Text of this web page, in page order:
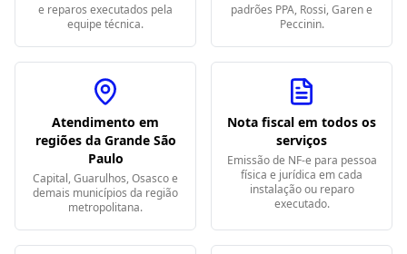
e reparos executados pela
equipe técnica.
padrões PPA, Rossi, Garen e
Peccinin.
Atendimento em
regiões da Grande São
Paulo
Capital, Guarulhos, Osasco e
demais municípios da região
metropolitana.
Nota fiscal em todos os
serviços
Emissão de NF-e para pessoa
física e jurídica em cada
instalação ou reparo
executado.